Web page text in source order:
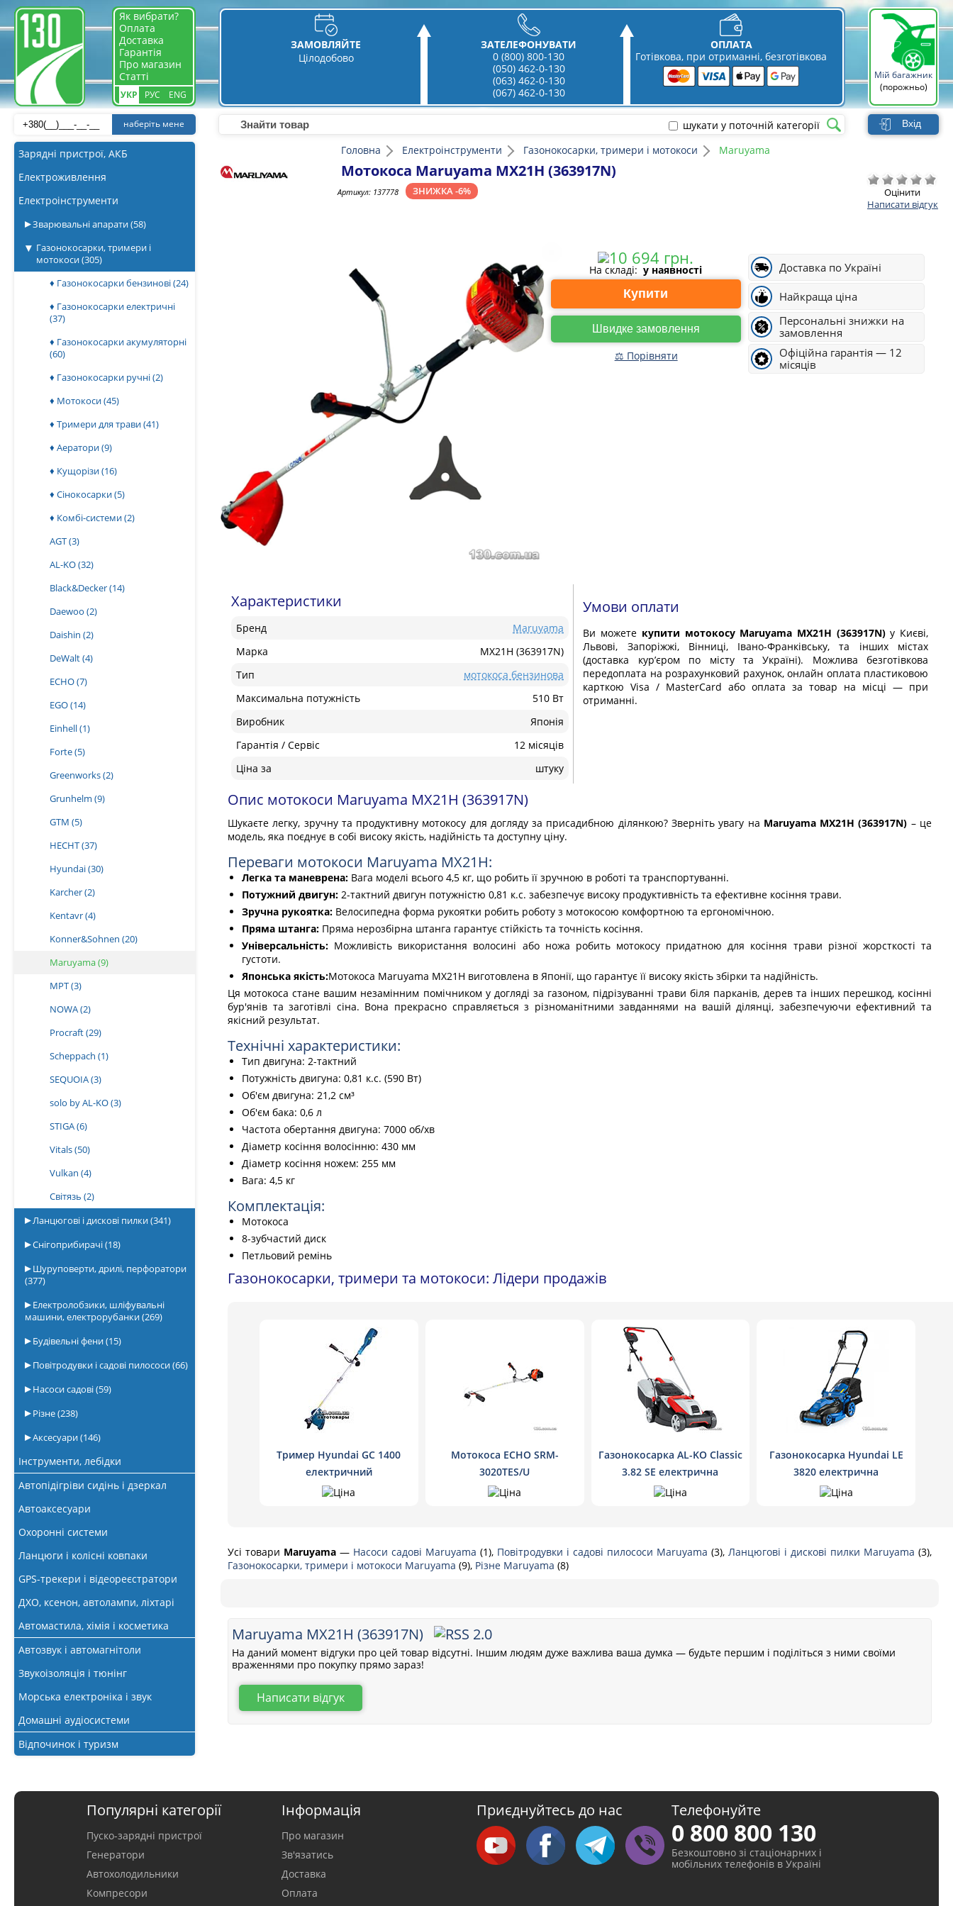
Як вибрати?
Оплата
Доставка
Гарантія
Про магазин
Статті
УКР РУС ENG
наберіть мене
ЗАМОВЛЯЙТЕ
Цілодобово
ЗАТЕЛЕФОНУВАТИ
0 (800) 800-130
(050) 462-0-130
(063) 462-0-130
(067) 462-0-130
ОПЛАТА
Готівкова, при отриманні, безготівкова
шукати у поточній категорії
Мій багажник
(порожньо)
Вхід
Зарядні пристрої, АКБ
Електроживлення
Електроінструменти
Зварювальні апарати(58)
Газонокосарки, тримери і
мотокоси(305)
♦ Газонокосарки бензинові(24)
♦ Газонокосарки електричні
(37)
♦ Газонокосарки акумуляторні
(60)
♦ Газонокосарки ручні(2)
♦ Мотокоси(45)
♦ Тримери для трави(41)
♦ Аератори(9)
♦ Кущорізи(16)
♦ Сінокосарки(5)
♦ Комбі-системи(2)
AGT(3)
AL-KO(32)
Black&Decker(14)
Daewoo (2)
Daishin (2)
DeWalt(4)
ECHO(7)
EGO(14)
Einhell(1)
Forte(5)
Greenworks(2)
Grunhelm (9)
GTM (5)
HECHT(37)
Hyundai(30)
Karcher(2)
Kentavr(4)
Konner&Sohnen (20)
Maruyama(9)
MPT(3)
NOWA(2)
Procraft(29)
Scheppach (1)
SEQUOIA(3)
solo by AL-KO(3)
STIGA(6)
Vitals(50)
Vulkan (4)
Світязь (2)
Ланцюгові і дискові пилки(341)
Снігоприбирачі(18)
Шуруповерти, дрилі, перфоратори
(377)
Електролобзики, шліфувальні
машини, електрорубанки(269)
Будівельні фени(15)
Повітродувки і садові пилососи(66)
Насоси садові(59)
Різне(238)
Аксесуари(146)
Інструменти, лебідки
Автопідігріви сидінь і дзеркал
Автоаксесуари
Охоронні системи
Ланцюги і колісні ковпаки
GPS-трекери і відеореєстратори
ДХО, ксенон, автолампи, ліхтарі
Автомастила, хімія і косметика
Автозвук і автомагнітоли
Звукоізоляція і тюнінг
Морська електроніка і звук
Домашні аудіосистеми
Відпочинок і туризм
Головна Електроінструменти Газонокосарки, тримери і мотокоси Maruyama
Мотокоса Maruyama MX21H (363917N)
Артикул: 137778 ЗНИЖКА -6%
Оцінити
Написати відгук
На складі:у наявності
Купити
Швидке замовлення
⚖ Порівняти
Доставка по Україні
Найкраща ціна
Персональні знижки на
замовлення
Офіційна гарантія — 12
місяців
Характеристики
Бренд
Maruyama
Марка
MX21H (363917N)
Тип
мотокоса бензинова
Максимальна потужність
510 Вт
Виробник
Японія
Гарантія / Сервіс
12 місяців
Ціна за
штуку
Умови оплати
Ви можете купити мотокосу Maruyama MX21H (363917N)у Києві,
Львові, Запоріжжі, Вінниці, Івано-Франківську, та інших містах
(доставка кур’єром по місту та Україні). Можлива безготівкова
передоплата на розрахунковий рахунок, онлайн оплата пластиковою
карткою Visa / MasterCard або оплата за товар на місці — при
отриманні.
Опис мотокоси Maruyama MX21H (363917N)
Шукаєте легку, зручну та продуктивну мотокосу для догляду за присадибною ділянкою? Зверніть увагу на Maruyama MX21H (363917N) – це
модель, яка поєднує в собі високу якість, надійність та доступну ціну.
Переваги мотокоси Maruyama MX21H:
Легка та маневрена: Вага моделі всього 4,5 кг, що робить її зручною в роботі та транспортуванні.
Потужний двигун: 2-тактний двигун потужністю 0,81 к.с. забезпечує високу продуктивність та ефективне косіння трави.
Зручна рукоятка: Велосипедна форма рукоятки робить роботу з мотокосою комфортною та ергономічною.
Пряма штанга: Пряма нерозбірна штанга гарантує стійкість та точність косіння.
Універсальність: Можливість використання волосині або ножа робить мотокосу придатною для косіння трави різної жорсткості та
густоти.
Японська якість:Мотокоса Maruyama MX21H виготовлена в Японії, що гарантує її високу якість збірки та надійність.
Ця мотокоса стане вашим незамінним помічником у догляді за газоном, підрізуванні трави біля парканів, дерев та інших перешкод, косінні
бур'янів та заготівлі сіна. Вона прекрасно справляється з різноманітними завданнями на вашій ділянці, забезпечуючи ефективний та
якісний результат.
Технічні характеристики:
Тип двигуна: 2-тактний
Потужність двигуна: 0,81 к.с. (590 Вт)
Об'єм двигуна: 21,2 см³
Об'єм бака: 0,6 л
Частота обертання двигуна: 7000 об/хв
Діаметр косіння волосінню: 430 мм
Діаметр косіння ножем: 255 мм
Вага: 4,5 кг
Комплектація:
Мотокоса
8-зубчастий диск
Петльовий ремінь
Газонокосарки, тримери та мотокоси: Лідери продажів
Тример Hyundai GC 1400
електричний
Мотокоса ECHO SRM-
3020TES/U
Газонокосарка AL-KO Classic
3.82 SE електрична
Газонокосарка Hyundai LE
3820 електрична
Усі товари Maruyama — Насоси садові Maruyama (1), Повітродувки і садові пилососи Maruyama (3), Ланцюгові і дискові пилки Maruyama (3),
Газонокосарки, тримери і мотокоси Maruyama (9), Різне Maruyama (8)
Maruyama MX21H (363917N)
На даний момент відгуки про цей товар відсутні. Іншим людям дуже важлива ваша думка — будьте першим і поділіться з ними своїми
враженнями про покупку прямо зараз!
Написати відгук
Популярні категорії
Пуско-зарядні пристрої
Генератори
Автохолодильники
Компресори
Інформація
Про магазин
Зв'язатись
Доставка
Оплата
Приєднуйтесь до нас Телефонуйте
0 800 800 130
Безкоштовно зі стаціонарних і
мобільних телефонів в Україні